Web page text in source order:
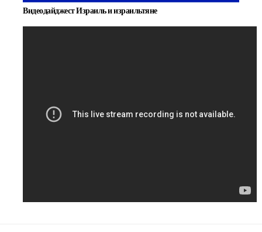
Видеодайджест Израиль и израильтяне